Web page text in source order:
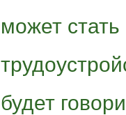
может
будет